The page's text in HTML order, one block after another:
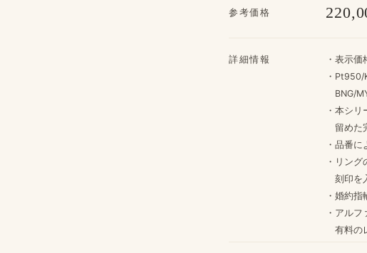
参考価格
詳細情報
・​表示
・Pt950/
BNG/
・本シ
留めた​
・品番
・リン
刻印を​
・婚約
・アル
有料の​